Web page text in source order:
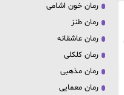
رمان خون اشامی
رمان طنز
رمان عاشقانه
رمان کلکلی
رمان مذهبی
رمان معمایی